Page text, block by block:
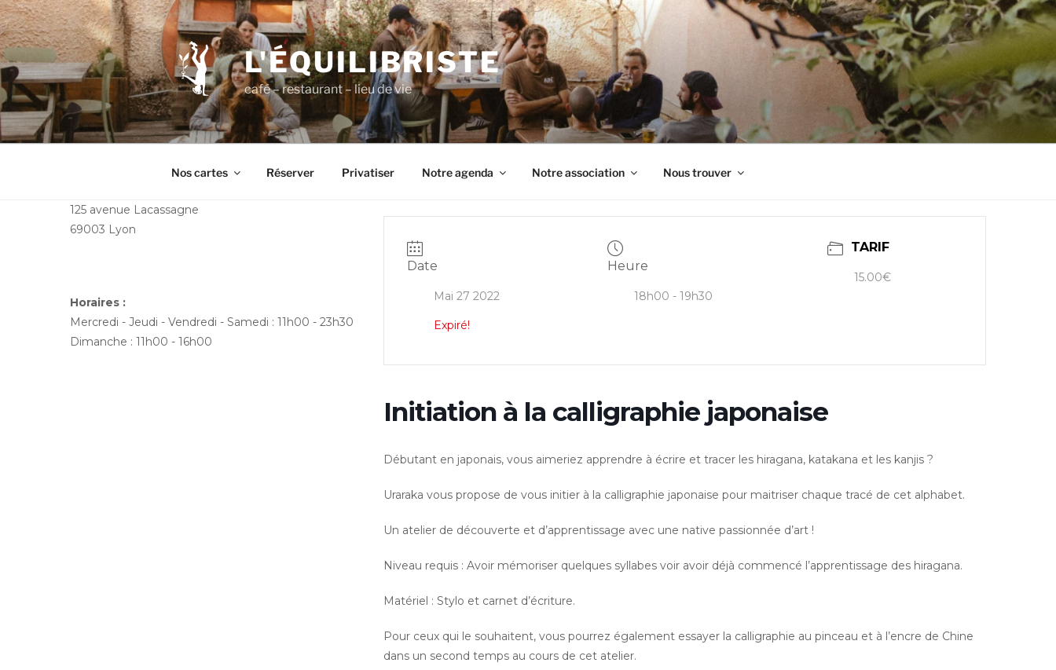
Aller
au
contenu
principal
L'ÉQUILIBRISTE
café – restaurant – lieu de vie
Nos cartes Réserver Privatiser Notre agenda Notre association Nous trouver
125 avenue Lacassagne
69003 Lyon
Horaires :
Mercredi - Jeudi - Vendredi - Samedi : 11h00 - 23h30
Dimanche : 11h00 - 16h00
Date
Mai 27 2022
Expiré!
Heure
18h00 - 19h30
TARIF
15.00€
Initiation à la calligraphie japonaise
Débutant en japonais, vous aimeriez apprendre à écrire et tracer les hiragana, katakana et les kanjis ?
Uraraka vous propose de vous initier à la calligraphie japonaise pour maitriser chaque tracé de cet alphabet.
Un atelier de découverte et d’apprentissage avec une native passionnée d’art !
Niveau requis : Avoir mémoriser quelques syllabes voir avoir déjà commencé l’apprentissage des hiragana.
Matériel : Stylo et carnet d’écriture.
Pour ceux qui le souhaitent, vous pourrez également essayer la calligraphie au pinceau et à l’encre de Chine
dans un second temps au cours de cet atelier.